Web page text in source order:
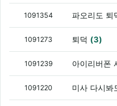
1091354 파오리도 퇴
1091273 퇴덕 (3)
1091239 아이리버폰
1091220 미사 다시봐